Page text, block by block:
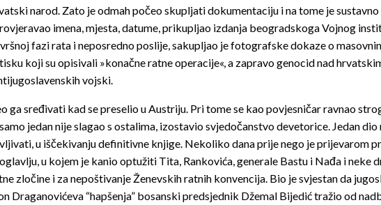
narod. Zato je odmah počeo skupljati dokumentaciju i na tome je
imena, mjesta, datume, prikupljao izdanja beogradskoga Vojnog
fazi rata i neposredno poslije, sakupljao je fotografske dokaze o
koji su opisivali »konačne ratne operacije«, a zapravo genocid nad
vojski.
ga sređivati kad se preselio u Austriju. Pri tome se kao povjesničar ravnao
jedan nije slagao s ostalima, izostavio svjedočanstvo devetorice. Jedan
u iščekivanju definitivne knjige. Nekoliko dana prije nego je prijevarom
u kojem je kanio optužiti Tita, Rankovića, generale Bastu i Nađa i neke
zločine i za nepoštivanje Ženevskih ratnih konvencija. Bio je svjestan da
Draganovićeva “hapšenja” bosanski predsjednik Džemal Bijedić tražio od